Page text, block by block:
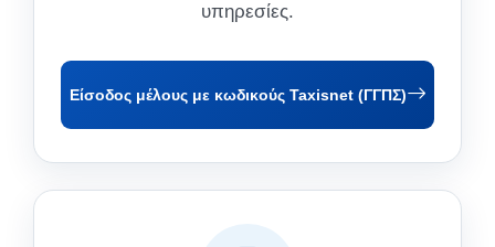
υπηρεσίες.
Είσοδος μέλους με κωδικούς Taxisnet (ΓΓΠΣ)